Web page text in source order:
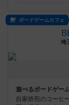
ボードゲームカフェ
埼
遊べるボードゲー
自家焙煎のコーヒ